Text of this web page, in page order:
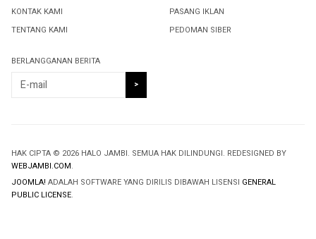
KONTAK KAMI
TENTANG KAMI
PASANG IKLAN
PEDOMAN SIBER
BERLANGGANAN BERITA
HAK CIPTA © 2026 HALO JAMBI. SEMUA HAK DILINDUNGI. REDESIGNED BY
WEBJAMBI.COM.
JOOMLA! ADALAH SOFTWARE YANG DIRILIS DIBAWAH LISENSI GENERAL
PUBLIC LICENSE.